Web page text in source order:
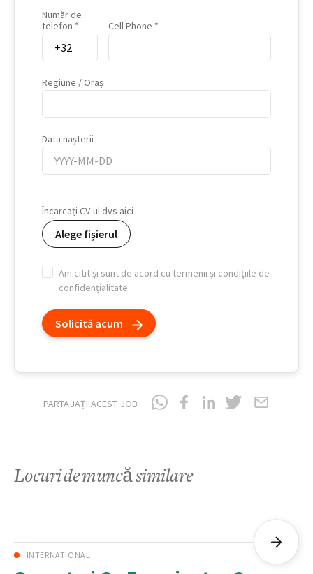
Număr de
telefon
Cell Phone
Regiune / Oraș
Data nașterii
nașterii
Încarcați CV-ul dvs aici
Alege fișierul
Am citit și sunt de acord cu termenii și condițiile de
confidențialitate
Solicită acum
PARTAJAȚI ACEST JOB
Locuri de muncă similare
INTERNATIONAL